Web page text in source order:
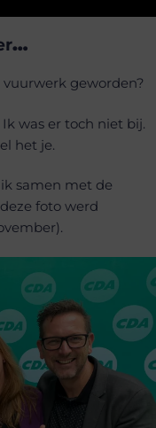
…
geworden?
Ik was er toch niet bij.
het je.
samen met de
foto werd